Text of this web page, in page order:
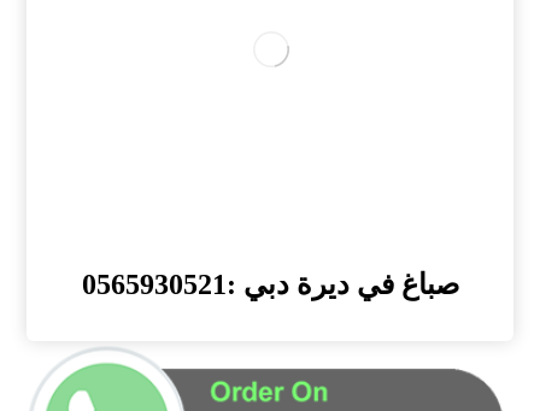
صباغ في ديرة دبي :0565930521